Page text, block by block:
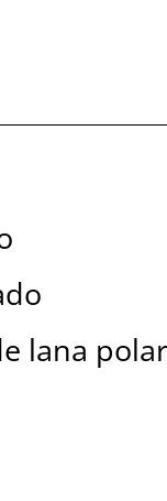
lana polar